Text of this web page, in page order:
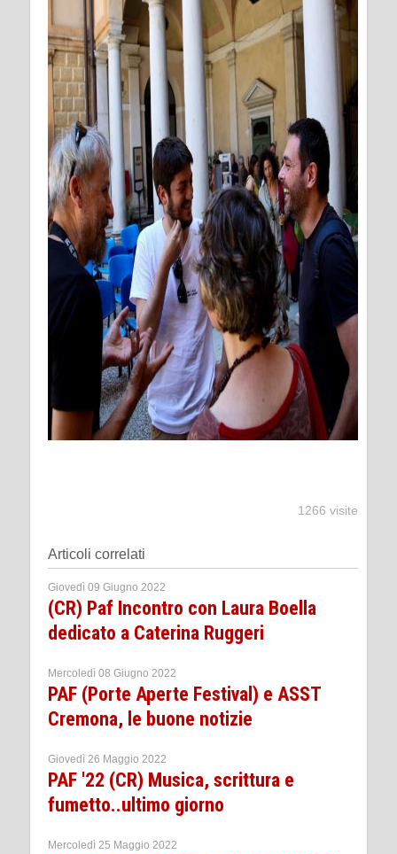
1266 visite
Articoli correlati
Giovedì 09 Giugno 2022
(CR) Paf Incontro con Laura Boella
dedicato a Caterina Ruggeri
Mercoledì 08 Giugno 2022
PAF (Porte Aperte Festival) e ASST
Cremona, le buone notizie
Giovedì 26 Maggio 2022
PAF '22 (CR) Musica, scrittura e
fumetto..ultimo giorno
Mercoledì 25 Maggio 2022